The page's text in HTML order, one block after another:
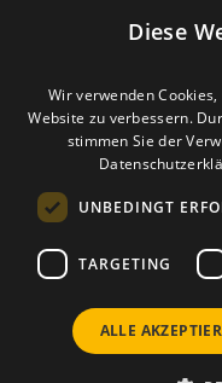
2024 made by
Impressum
Diese
Wir verwenden
Website zu verbessern.
stimmen Sie der
UNBEDINGT
TARGETING
ALLE